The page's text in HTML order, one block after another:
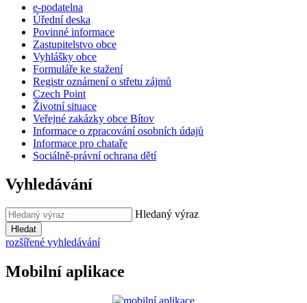
e-podatelna
Úřední deska
Povinné informace
Zastupitelstvo obce
Vyhlášky obce
Formuláře ke stažení
Registr oznámení o střetu zájmů
Czech Point
Životní situace
Veřejné zakázky obce Bítov
Informace o zpracování osobních údajů
Informace pro chataře
Sociálně-právní ochrana dětí
Vyhledávání
Hledaný výraz
Hledat
rozšířené vyhledávání
Mobilní aplikace